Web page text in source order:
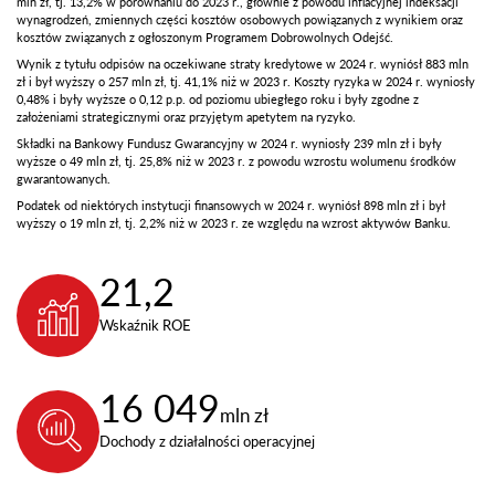
wynagrodzeń, zmiennych części kosztów osobowych powiązanych z wynikiem oraz
kosztów związanych z ogłoszonym Programem Dobrowolnych Odejść.
Wynik z tytułu odpisów na oczekiwane straty kredytowe w 2024 r. wyniósł 883 mln
zł i był wyższy o 257 mln zł, tj. 41,1% niż w 2023 r. Koszty ryzyka w 2024 r. wyniosły
0,48% i były wyższe o 0,12 p.p. od poziomu ubiegłego roku i były zgodne z
założeniami strategicznymi oraz przyjętym apetytem na ryzyko.
Składki na Bankowy Fundusz Gwarancyjny w 2024 r. wyniosły 239 mln zł i były
wyższe o 49 mln zł, tj. 25,8% niż w 2023 r. z powodu wzrostu wolumenu środków
gwarantowanych.
Podatek od niektórych instytucji finansowych w 2024 r. wyniósł 898 mln zł i był
wyższy o 19 mln zł, tj. 2,2% niż w 2023 r. ze względu na wzrost aktywów Banku.
21,2
Wskaźnik ROE
16 049mln zł
Dochody z działalności operacyjnej